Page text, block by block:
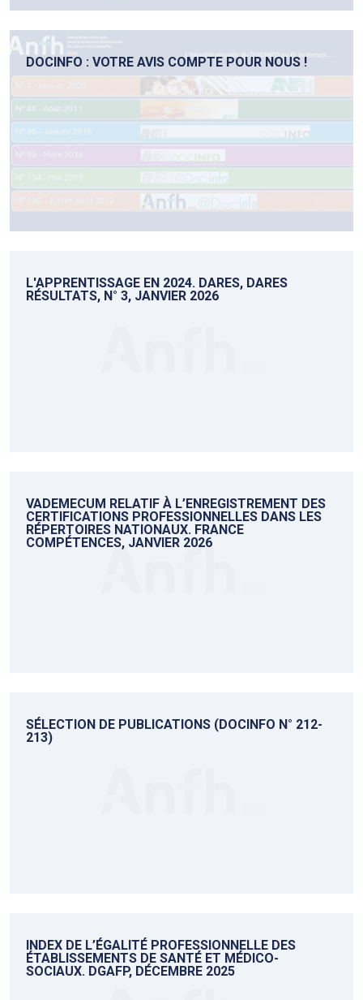
DOCINFO : VOTRE AVIS COMPTE POUR NOUS !
L'APPRENTISSAGE EN 2024. DARES, DARES
RÉSULTATS, N° 3, JANVIER 2026
VADEMECUM RELATIF À L’ENREGISTREMENT DES
CERTIFICATIONS PROFESSIONNELLES DANS LES
RÉPERTOIRES NATIONAUX. FRANCE
COMPÉTENCES, JANVIER 2026
SÉLECTION DE PUBLICATIONS (DOCINFO N° 212-
213)
INDEX DE L’ÉGALITÉ PROFESSIONNELLE DES
ÉTABLISSEMENTS DE SANTÉ ET MÉDICO-
SOCIAUX. DGAFP, DÉCEMBRE 2025